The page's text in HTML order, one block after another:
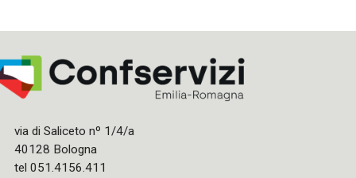
via di Saliceto nº 1/4/a
40128 Bologna
tel 051.4156.411